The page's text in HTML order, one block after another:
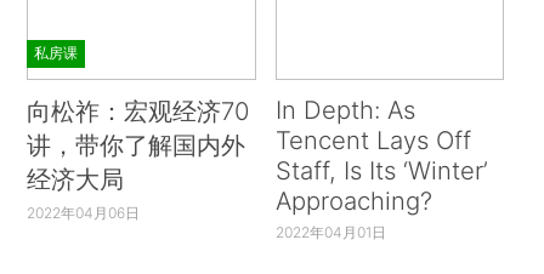
私房课
向松祚：宏观经济70
讲，带你了解国内外
经济大局
2022年04月06日
In Depth: As
Tencent Lays Off
Staff, Is Its ‘Winter’
Approaching?
2022年04月01日